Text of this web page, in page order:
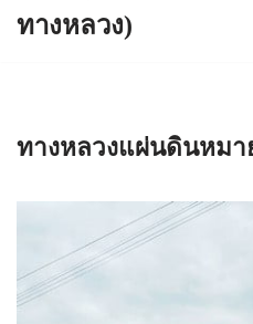
ทางหลวง)
ทางหลวงแผ่นดินหมา